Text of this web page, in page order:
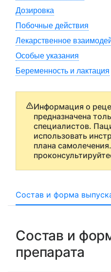
Дозировка
Побочные действия
Лекарственное
Особые указания
Беременность и лактация
Информация о
предназначена
специалистов.
использовать
плана
Состав и форма
Состав и
препарата